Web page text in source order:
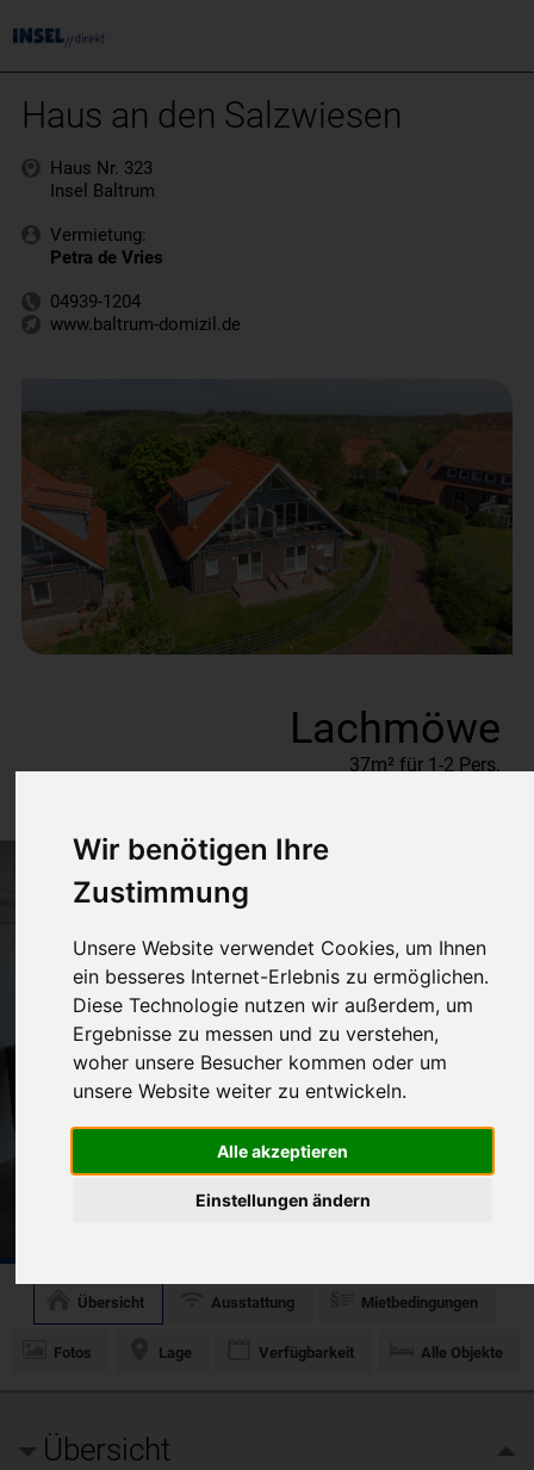
Wir benötigen Ihre
Zustimmung
Unsere Website verwendet Cookies, um Ihnen
ein besseres Internet-Erlebnis zu ermöglichen.
Diese Technologie nutzen wir außerdem, um
Ergebnisse zu messen und zu verstehen,
woher unsere Besucher kommen oder um
unsere Website weiter zu entwickeln.
Alle akzeptieren
Einstellungen ändern
Haus an den Salzwiesen
Haus Nr. 323
Insel Baltrum
Vermietung:
Petra de Vries
04939-1204
www.baltrum-domizil.de
Lachmöwe
37m² für 1-2 Pers.
Übersicht Ausstattung Mietbedingungen
Fotos Lage Verfügbarkeit Alle Objekte
Übersicht